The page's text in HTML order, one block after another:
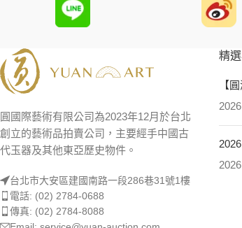
圓國際藝術有限公司為2023年12月於台北
創立的藝術品拍賣公司，主要經手中國古
代玉器及其他東亞歷史物件。
台北市大安區建國南路一段286巷31號1樓
電話: (02) 2784-0688
傳真: (02) 2784-8088
精
【